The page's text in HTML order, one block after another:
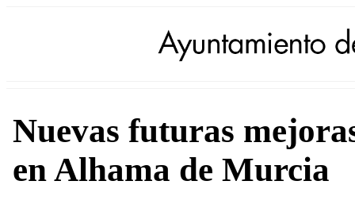
Nuevas futuras
en Alhama de Murcia